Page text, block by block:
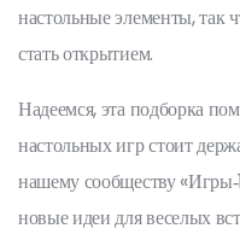
настольные элементы,
стать открытием.
Надеемся, эта подборка
настольных игр стоит
нашему сообществу
новые идеи для веселых